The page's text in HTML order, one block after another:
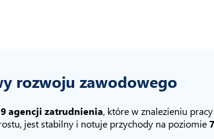
rozwoju zawodowego
agencji zatrudnienia, które w znalezieniu
jest stabilny i notuje przychody na poziomie